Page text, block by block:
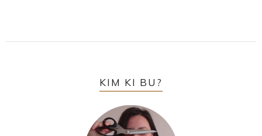
KIM KI BU?